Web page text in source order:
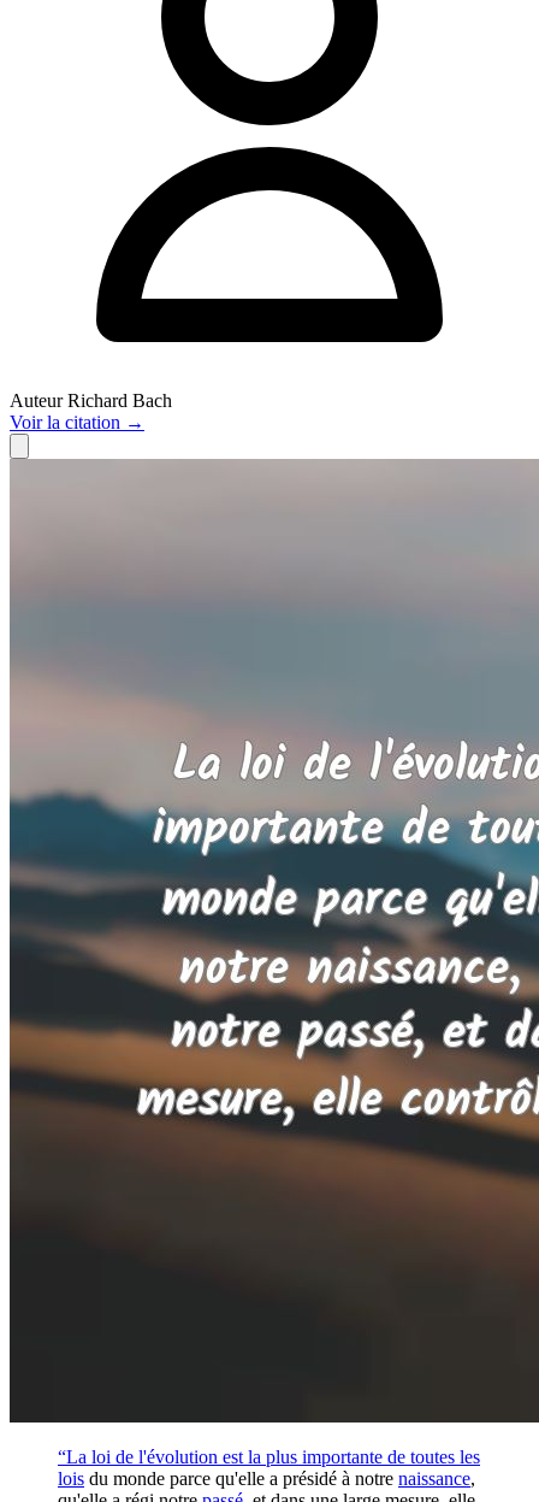
Auteur Richard Bach
Voirla citation →
“La loi de l'évolution est la plus importante de toutes les
lois du monde parce qu'elle a présidé à notre naissance,